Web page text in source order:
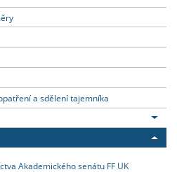
a sdělení tajemníka
Akademického senátu FF UK